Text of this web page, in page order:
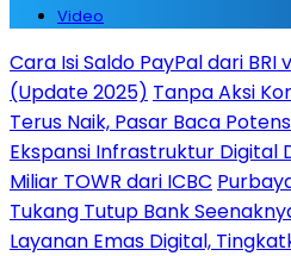
Video
Cara Isi Saldo PayPal dari BRI
(Update 2025) Tanpa Aksi
Terus Naik, Pasar Baca
Ekspansi Infrastruktur Digital
Miliar TOWR dari ICBC
Tukang Tutup Bank
Layanan Emas Digital,